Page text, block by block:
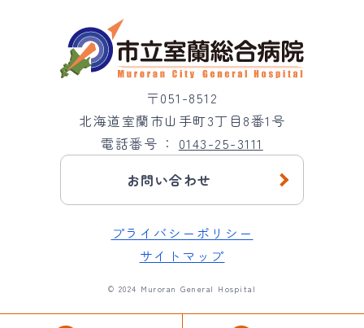
〒051-8512
北海道室蘭市山手町3丁目8番1号
電話番号
0143-25-3111
お問い合わせ
プライバシーポリシー
サイトマップ
© 2024 Muroran General Hospital